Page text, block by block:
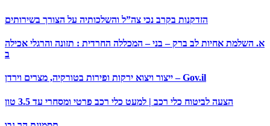
הזדקנות בקרב נכי צה”ל והשלכותיה על הצורך בשירותים
א. השלמת אחיות לב ברק – בני – המכללה החרדית : תזונה והרגלי אכילה
ב
ייצור ויצוא ירקות ופירות בטורקיה, מצרים וירדן – Gov.il
הצעה לביטוח כלי רכב | למעט כלי רכב פרטי ומסחרי עד 3.5 טון